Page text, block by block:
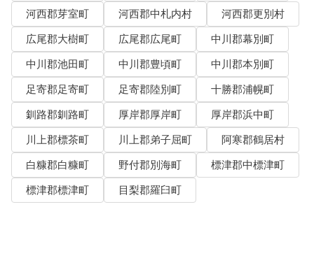
河西郡芽室町
河西郡中札内村
河西郡更別村
広尾郡大樹町
広尾郡広尾町
中川郡幕別町
中川郡池田町
中川郡豊頃町
中川郡本別町
足寄郡足寄町
足寄郡陸別町
十勝郡浦幌町
釧路郡釧路町
厚岸郡厚岸町
厚岸郡浜中町
川上郡標茶町
川上郡弟子屈町
阿寒郡鶴居村
白糠郡白糠町
野付郡別海町
標津郡中標津町
標津郡標津町
目梨郡羅臼町